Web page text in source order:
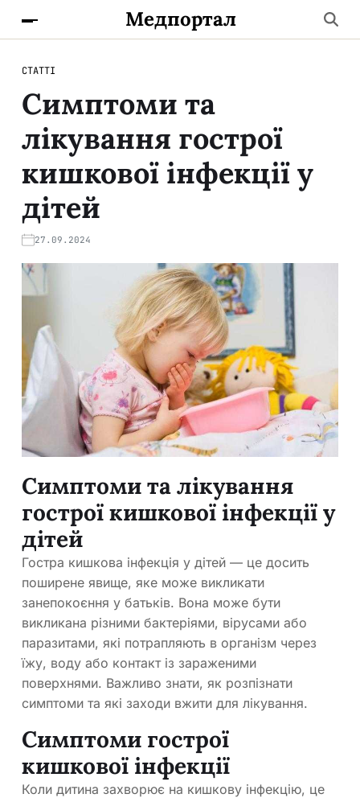
Медпортал
СТАТТІ
Симптоми та
лікування гострої
кишкової інфекції у
дітей
27.09.2024
Симптоми та лікування
гострої кишкової інфекції у
дітей
Гостра кишкова інфекція у дітей — це досить
поширене явище, яке може викликати
занепокоєння у батьків. Вона може бути
викликана різними бактеріями, вірусами або
паразитами, які потрапляють в організм через
їжу, воду або контакт із зараженими
поверхнями. Важливо знати, як розпізнати
симптоми та які заходи вжити для лікування.
Симптоми гострої
кишкової інфекції
Коли дитина захворює на кишкову інфекцію, це